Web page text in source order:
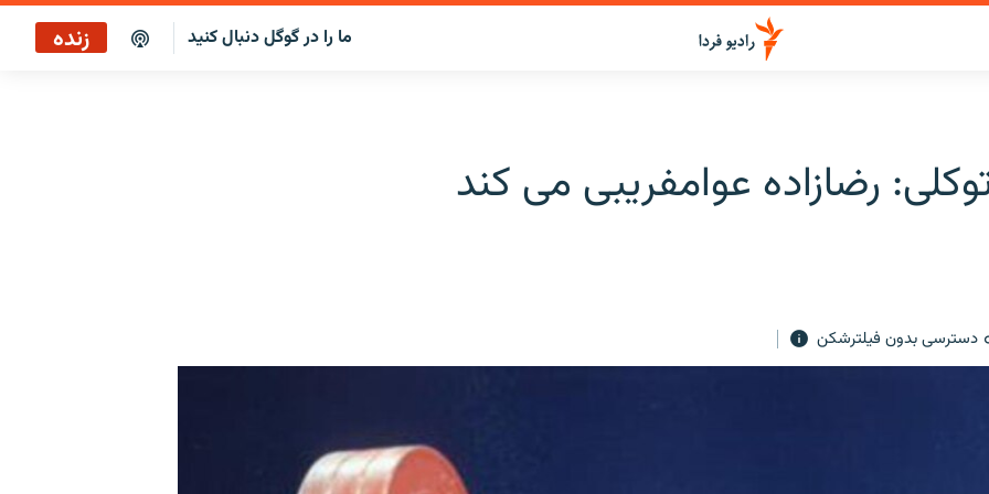
ما را در گوگل دنبال کنید زنده
رضازاده عوامفريبی می کند
دسترسی بدون فیلترشکن